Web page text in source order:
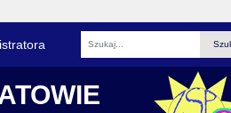
Fraza